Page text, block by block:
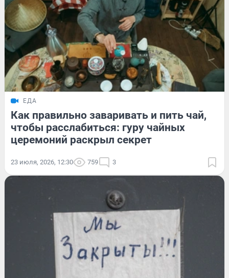
ЕДА
Как правильно заваривать и пить чай,
чтобы расслабиться: гуру чайных
церемоний раскрыл секрет
23 июля, 2026, 12:30 759 3